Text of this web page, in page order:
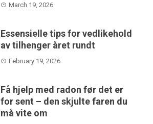
March 19, 2026
Essensielle tips for vedlikehold
av tilhenger året rundt
February 19, 2026
Få hjelp med radon før det er
for sent – den skjulte faren du
må vite om